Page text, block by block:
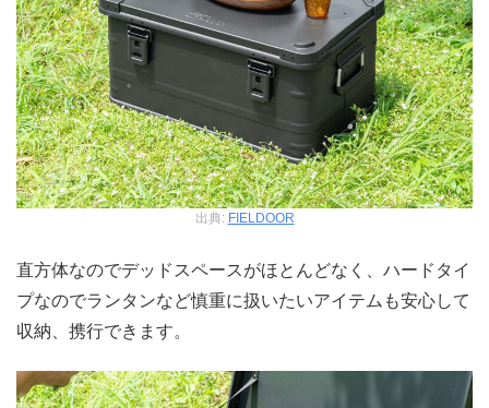
出典: FIELDOOR
直方体なのでデッドスペースがほとんどなく、ハードタイ
プなのでランタンなど慎重に扱いたいアイテムも安心して
収納、携行できます。